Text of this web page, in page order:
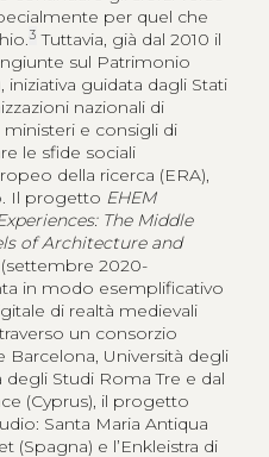
per quel che
3 Tuttavia, già dal 2010 il
sul Patrimonio
iniziativa guidata dagli Stati
nazionali di
e consigli di
le sfide sociali
della ricerca (ERA),
Il progetto EHEM
The Middle
of Architecture and
2020-
in modo esemplificativo
di realtà medievali
un consorzio
Università degli
degli Studi Roma Tre e dal
(Cyprus), il progetto
Santa Maria Antiqua
(Spagna) e l’Enkleistra di